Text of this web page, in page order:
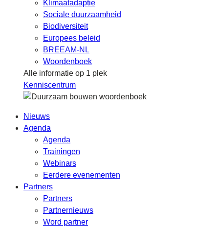
Klimaatadaptie
Sociale duurzaamheid
Biodiversiteit
Europees beleid
BREEAM-NL
Woordenboek
Alle informatie op 1 plek
Kenniscentrum
Nieuws
Agenda
Agenda
Trainingen
Webinars
Eerdere evenementen
Partners
Partners
Partnernieuws
Word partner